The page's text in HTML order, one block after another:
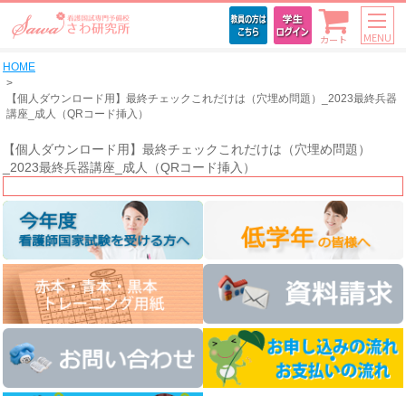
カート MENU
HOME
【個人ダウンロード用】最終チェックこれだけは（穴埋め問題）_2023最終兵器
講座_成人（QRコード挿入）
【個人ダウンロード用】最終チェックこれだけは（穴埋め問題）
_2023最終兵器講座_成人（QRコード挿入）